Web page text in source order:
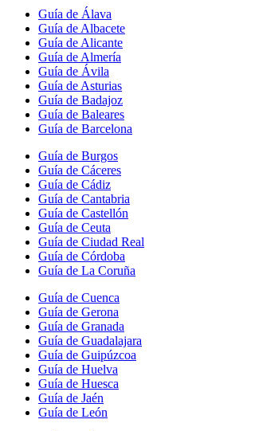
Guía de Álava
Guía de Albacete
Guía de Alicante
Guía de Almería
Guía de Ávila
Guía de Asturias
Guía de Badajoz
Guía de Baleares
Guía de Barcelona
Guía de Burgos
Guía de Cáceres
Guía de Cádiz
Guía de Cantabria
Guía de Castellón
Guía de Ceuta
Guía de Ciudad Real
Guía de Córdoba
Guía de La Coruña
Guía de Cuenca
Guía de Gerona
Guía de Granada
Guía de Guadalajara
Guía de Guipúzcoa
Guía de Huelva
Guía de Huesca
Guía de Jaén
Guía de León